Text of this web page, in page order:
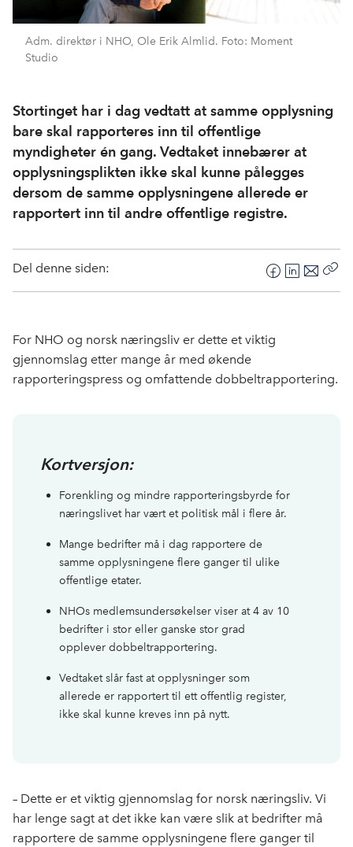
Adm. direktør i NHO, Ole Erik Almlid. Foto: Moment
Studio
Stortinget har i dag vedtatt at samme opplysning
bare skal rapporteres inn til offentlige
myndigheter én gang. Vedtaket innebærer at
opplysningsplikten ikke skal kunne pålegges
dersom de samme opplysningene allerede er
rapportert inn til andre offentlige registre.
Del denne siden:
F
e
L
E
t
For NHO og norsk næringsliv er dette et viktig
gjennomslag etter mange år med økende
rapporteringspress og omfattende dobbeltrapportering.
Kortversjon:
Forenkling og mindre rapporteringsbyrde for
næringslivet har vært et politisk mål i flere år.
Mange bedrifter må i dag rapportere de
samme opplysningene flere ganger til ulike
offentlige etater.
NHOs medlemsundersøkelser viser at 4 av 10
bedrifter i stor eller ganske stor grad
opplever dobbeltrapportering.
Vedtaket slår fast at opplysninger som
allerede er rapportert til ett offentlig register,
ikke skal kunne kreves inn på nytt.
– Dette er et viktig gjennomslag for norsk næringsliv. Vi
har lenge sagt at det ikke kan være slik at bedrifter må
rapportere de samme opplysningene flere ganger til